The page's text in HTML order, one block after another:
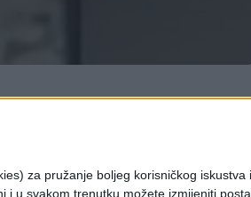
za pružanje boljeg korisničkog iskustva
i u svakom trenutku možete izmijeniti
iz školjke, ali jedno je